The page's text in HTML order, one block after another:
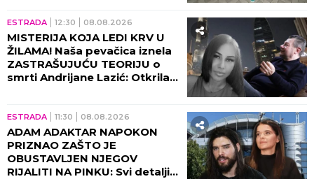
ESTRADA 12:30 08.08.2026
MISTERIJA KOJA LEDI KRV U
ŽILAMA! Naša pevačica iznela
ZASTRAŠUJUĆU TEORIJU o
smrti Andrijane Lazić: Otkrila
ESTRADA 11:30 08.08.2026
ADAM ADAKTAR NAPOKON
PRIZNAO ZAŠTO JE
OBUSTAVLJEN NJEGOV
RIJALITI NA PINKU: Svi detalji